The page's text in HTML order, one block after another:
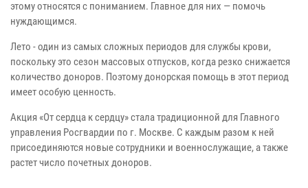
этому относятся с пониманием. Главное для них — помочь
нуждающимся.
Лето - один из самых сложных периодов для службы крови,
поскольку это сезон массовых отпусков, когда резко снижается
количество доноров. Поэтому донорская помощь в этот период
имеет особую ценность.
Акция «От сердца к сердцу» стала традиционной для Главного
управления Росгвардии по г. Москве. С каждым разом к ней
присоединяются новые сотрудники и военнослужащие, а также
растет число почетных доноров.